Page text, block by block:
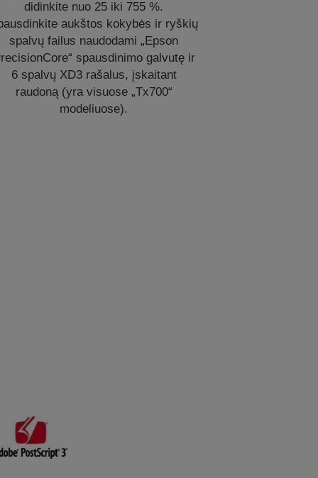
didinkite nuo 25 iki 755 %.
aukštos kokybės ir ryškių
spalvų failus naudodami „Epson
spausdinimo galvutę ir
6 spalvų XD3 rašalus, įskaitant
raudoną (yra visuose „Tx700“
modeliuose).